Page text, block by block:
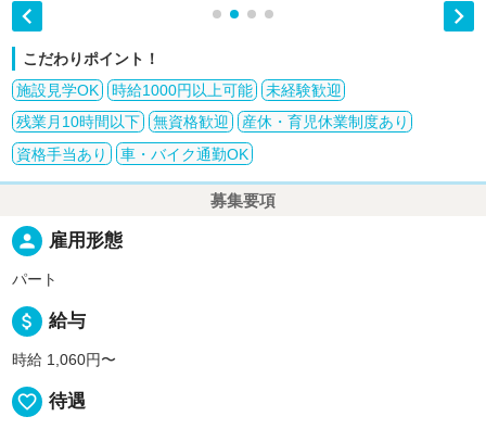
 
こだわりポイント！
施設見学OK
時給1000円以上可能
未経験歓迎
残業月10時間以下
無資格歓迎
産休・育児休業制度あり
資格手当あり
車・バイク通勤OK
募集要項
person 雇用形態
パート
attach_money 給与
時給 1,060円〜
favorite_border 待遇